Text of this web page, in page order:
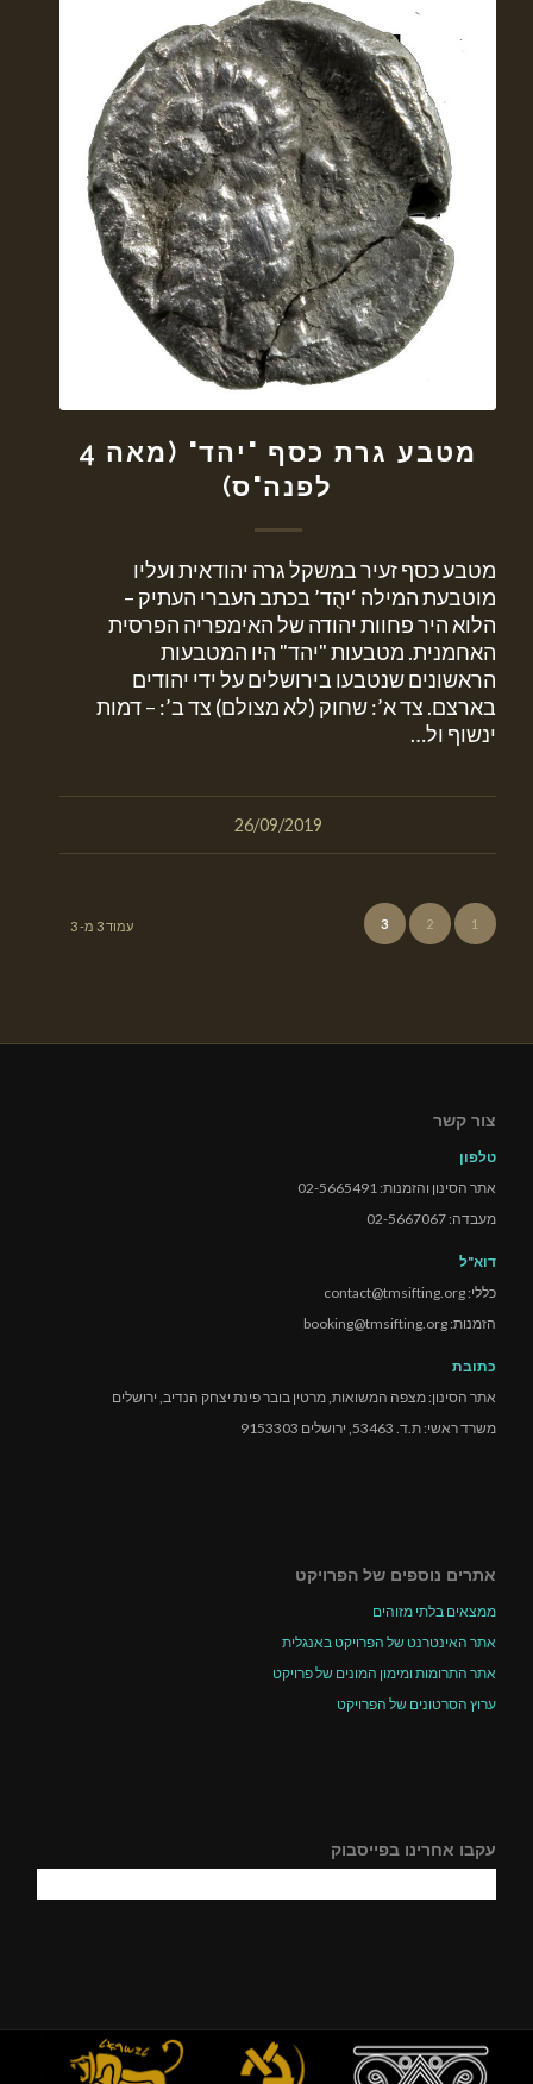
מטבע גרת כסף "יהד" (מאה 4
לפנה"ס)
מטבע כסף זעיר במשקל גרה יהודאית ועליו
מוטבעת המילה ‘יהֻד’ בכתב העברי העתיק –
הלוא היר פחוות יהודה של האימפריה הפרסית
האחמנית. מטבעות "יהד" היו המטבעות
הראשונים שנטבעו בירושלים על ידי יהודים
בארצם. צד א’: שחוק (לא מצולם) צד ב’: – דמות
ינשוף ול…
26/09/2019
עמוד 3 מ- 3 1
2
3
צור קשר
טלפון
אתר הסינון והזמנות: 02-5665491
מעבדה: 02-5667067
דוא"ל
כללי: contact@tmsifting.org
הזמנות: booking@tmsifting.org
כתובת
אתר הסינון: מצפה המשואות, מרטין בובר פינת יצחק הנדיב, ירושלים
משרד ראשי: ת.ד. 53463, ירושלים 9153303
אתרים נוספים של הפרויקט
ממצאים בלתי מזוהים
אתר האינטרנט של הפרויקט באנגלית
אתר התרומות ומימון המונים של פרויקט
ערוץ הסרטונים של הפרויקט
עקבו אחרינו בפייסבוק